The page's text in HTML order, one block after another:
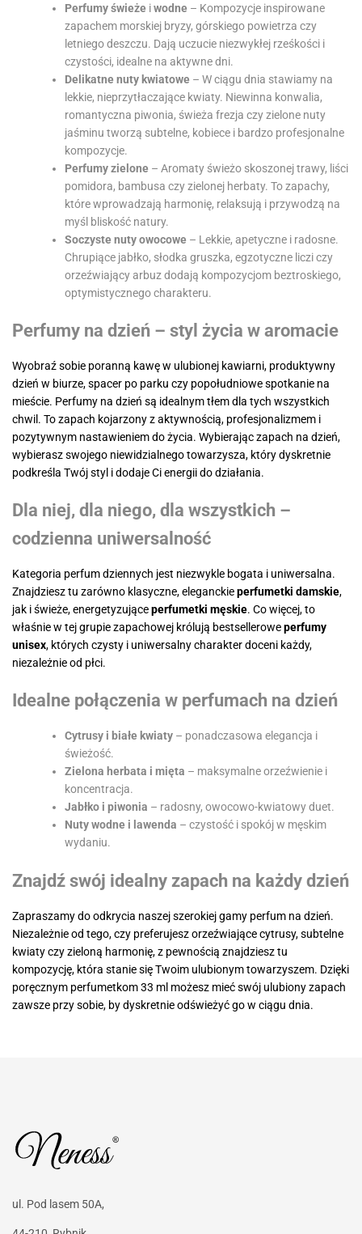
Perfumy świeże iwodne – Kompozycje inspirowane
zapachem morskiej bryzy, górskiego powietrza czy
letniego deszczu. Dają uczucie niezwykłej rześkości i
czystości, idealne na aktywne dni.
Delikatne nuty kwiatowe – W ciągu dnia stawiamy na
lekkie, nieprzytłaczające kwiaty. Niewinna konwalia,
romantyczna piwonia, świeża frezja czy zielone nuty
jaśminu tworzą subtelne, kobiece i bardzo profesjonalne
kompozycje.
Perfumy zielone – Aromaty świeżo skoszonej trawy, liści
pomidora, bambusa czy zielonej herbaty. To zapachy,
które wprowadzają harmonię, relaksują i przywodzą na
myśl bliskość natury.
Soczyste nuty owocowe – Lekkie, apetyczne i radosne.
Chrupiące jabłko, słodka gruszka, egzotyczne liczi czy
orzeźwiający arbuz dodają kompozycjom beztroskiego,
optymistycznego charakteru.
Perfumy na dzień – styl życia w aromacie
Wyobraź sobie poranną kawę w ulubionej kawiarni, produktywny
dzień w biurze, spacer po parku czy popołudniowe spotkanie na
mieście. Perfumy na dzień są idealnym tłem dla tych wszystkich
chwil. To zapach kojarzony z aktywnością, profesjonalizmem i
pozytywnym nastawieniem do życia. Wybierając zapach na dzień,
wybierasz swojego niewidzialnego towarzysza, który dyskretnie
podkreśla Twój styl i dodaje Ci energii do działania.
Dla niej, dla niego, dla wszystkich –
codzienna uniwersalność
Kategoria perfum dziennych jest niezwykle bogata i uniwersalna.
Znajdziesz tu zarówno klasyczne, eleganckieperfumetki damskie,
jak i świeże, energetyzująceperfumetki męskie. Co więcej, to
właśnie w tej grupie zapachowej królują bestselleroweperfumy
unisex, których czysty i uniwersalny charakter doceni każdy,
niezależnie od płci.
Idealne połączenia w perfumach na dzień
Cytrusy i białe kwiaty – ponadczasowa elegancja i
świeżość.
Zielona herbata i mięta – maksymalne orzeźwienie i
koncentracja.
Jabłko i piwonia – radosny, owocowo-kwiatowy duet.
Nuty wodne i lawenda – czystość i spokój w męskim
wydaniu.
Znajdź swój idealny zapach na każdy dzień
Zapraszamy do odkrycia naszej szerokiej gamy perfum na dzień.
Niezależnie od tego, czy preferujesz orzeźwiające cytrusy, subtelne
kwiaty czy zieloną harmonię, z pewnością znajdziesz tu
kompozycję, która stanie się Twoim ulubionym towarzyszem. Dzięki
poręcznym perfumetkom 33 ml możesz mieć swój ulubiony zapach
zawsze przy sobie, by dyskretnie odświeżyć go w ciągu dnia.
ul. Pod lasem 50A,